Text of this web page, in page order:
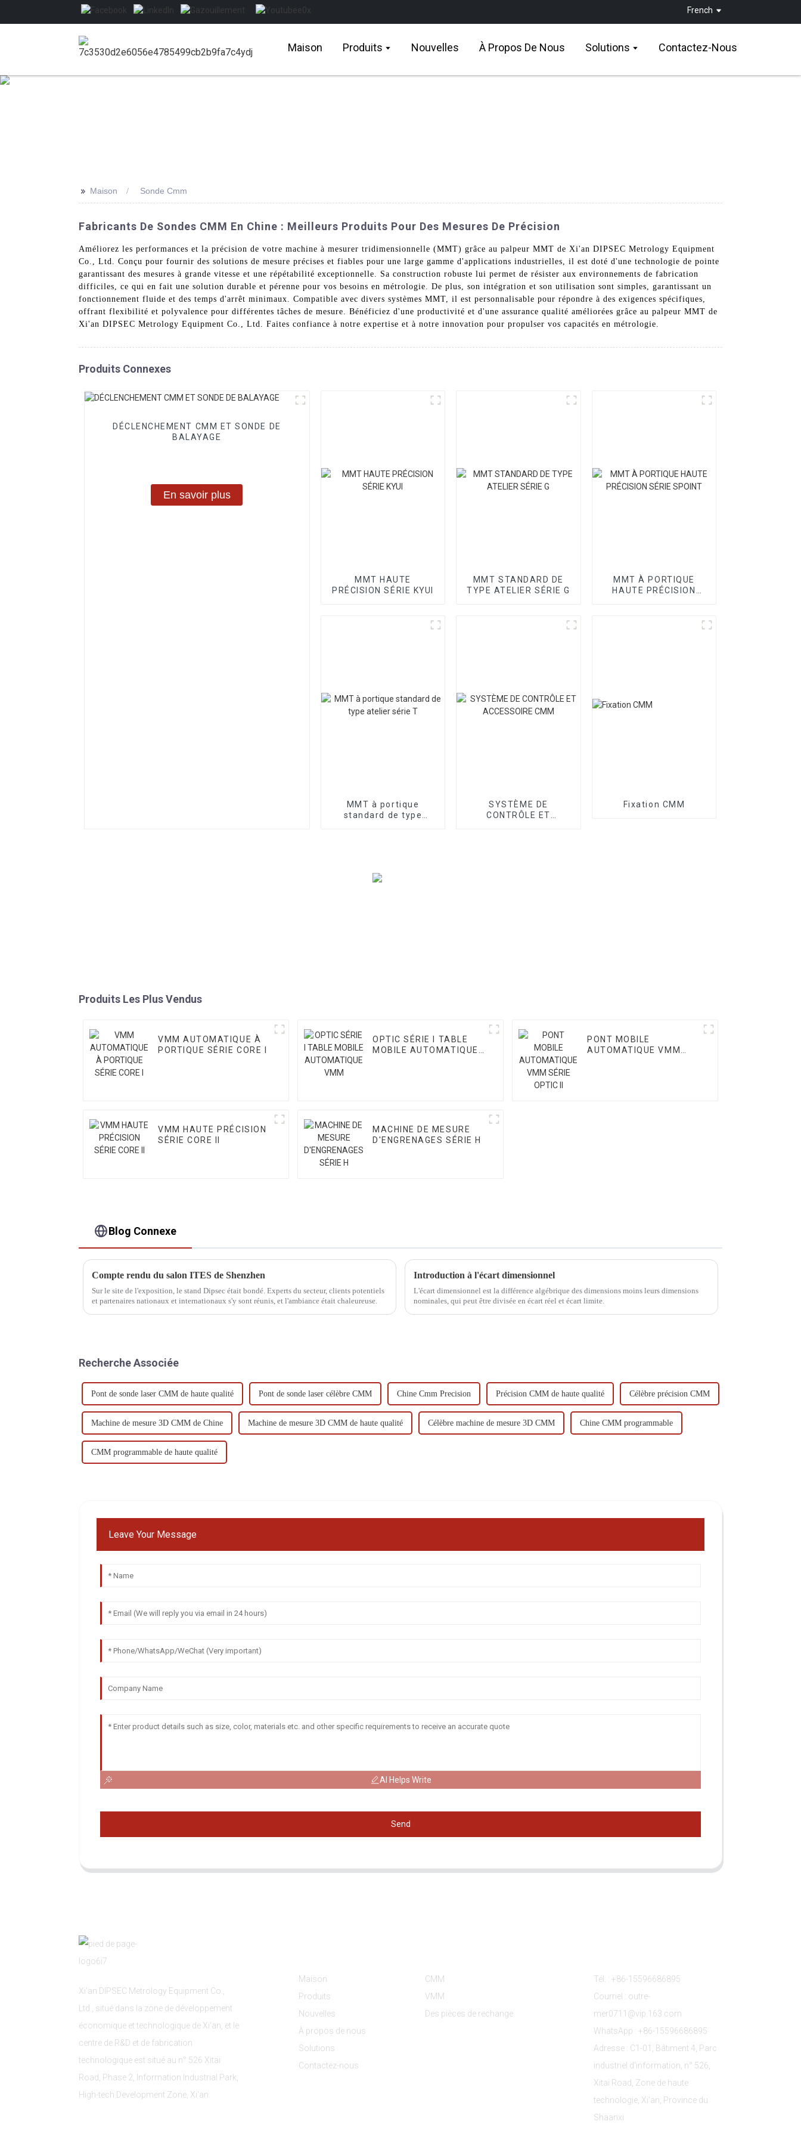
French
Maison Produits Nouvelles À Propos De Nous Solutions Contactez-Nous
>> Maison Sonde Cmm
Fabricants De Sondes CMM En Chine : Meilleurs Produits Pour Des Mesures De Précision
Améliorez les performances et la précision de votre machine à mesurer tridimensionnelle (MMT) grâce au palpeur MMT de Xi'an DIPSEC Metrology Equipment
Co., Ltd. Conçu pour fournir des solutions de mesure précises et fiables pour une large gamme d'applications industrielles, il est doté d'une technologie de pointe
garantissant des mesures à grande vitesse et une répétabilité exceptionnelle. Sa construction robuste lui permet de résister aux environnements de fabrication
difficiles, ce qui en fait une solution durable et pérenne pour vos besoins en métrologie. De plus, son intégration et son utilisation sont simples, garantissant un
fonctionnement fluide et des temps d'arrêt minimaux. Compatible avec divers systèmes MMT, il est personnalisable pour répondre à des exigences spécifiques,
offrant flexibilité et polyvalence pour différentes tâches de mesure. Bénéficiez d'une productivité et d'une assurance qualité améliorées grâce au palpeur MMT de
Xi'an DIPSEC Metrology Equipment Co., Ltd. Faites confiance à notre expertise et à notre innovation pour propulser vos capacités en métrologie.
Produits Connexes
DÉCLENCHEMENT CMM ET SONDE DE
BALAYAGE
En savoir plus
MMT HAUTE
PRÉCISION SÉRIE KYUI
MMT STANDARD DE
TYPE ATELIER SÉRIE G
MMT À PORTIQUE
HAUTE PRÉCISION
MMT à portique
standard de type
SYSTÈME DE
CONTRÔLE ET
Fixation CMM
Produits Les Plus Vendus
VMM AUTOMATIQUE À
PORTIQUE SÉRIE CORE I
OPTIC SÉRIE I TABLE
MOBILE AUTOMATIQUE
PONT MOBILE
AUTOMATIQUE VMM
VMM HAUTE PRÉCISION
SÉRIE CORE II
MACHINE DE MESURE
D'ENGRENAGES SÉRIE H
Blog Connexe
Compte rendu du salon ITES de Shenzhen
Sur le site de l'exposition, le stand Dipsec était bondé. Experts du secteur, clients potentiels
et partenaires nationaux et internationaux s'y sont réunis, et l'ambiance était chaleureuse.
Introduction à l'écart dimensionnel
L'écart dimensionnel est la différence algébrique des dimensions moins leurs dimensions
nominales, qui peut être divisée en écart réel et écart limite.
Recherche Associée
Pont de sonde laser CMM de haute qualité Pont de sonde laser célèbre CMM Chine Cmm Precision Précision CMM de haute qualité Célèbre précision CMM
Machine de mesure 3D CMM de Chine Machine de mesure 3D CMM de haute qualité Célèbre machine de mesure 3D CMM Chine CMM programmable
CMM programmable de haute qualité
Leave Your Message
AI Helps Write
Send
Xi'an DIPSEC Metrology Equipment Co.,
Ltd., situé dans la zone de développement
économique et technologique de Xi'an, et le
centre de R&D et de fabrication
technologique est situé au n° 526 Xitai
Road, Phase 2, Information Industrial Park,
High-tech Development Zone, Xi'an.
Maison
Produits
Nouvelles
À propos de nous
Solutions
Contactez-nous
CMM
VMM
Des pièces de rechange
Tél. : +86-15596686895
Courriel : outre-
mer0711@vip.163.com
WhatsApp : +86-15596686895
Adresse : C1-01, Bâtiment 4, Parc
industriel d'information, n° 526,
Xitai Road, Zone de haute
technologie, Xi'an, Province du
Shaanxi